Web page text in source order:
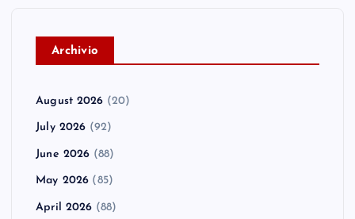
Archivio
August 2026 (20)
July 2026 (92)
June 2026 (88)
May 2026 (85)
April 2026 (88)